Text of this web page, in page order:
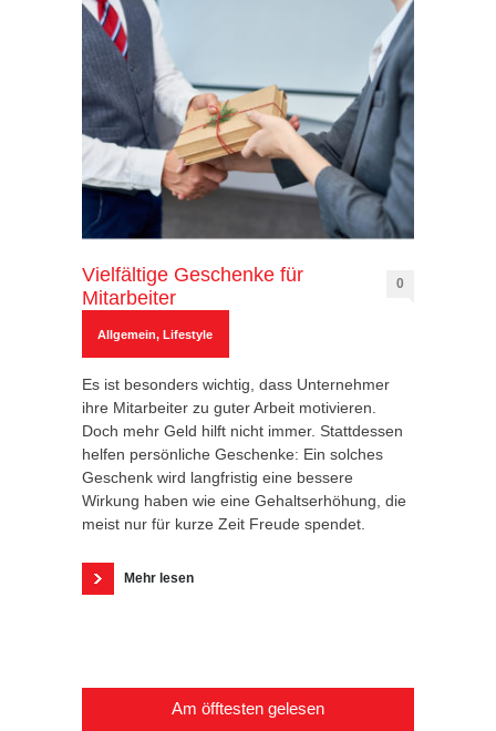
Vielfältige Geschenke für
Mitarbeiter
0
Allgemein, Lifestyle
Es ist besonders wichtig, dass Unternehmer
ihre Mitarbeiter zu guter Arbeit motivieren.
Doch mehr Geld hilft nicht immer. Stattdessen
helfen persönliche Geschenke: Ein solches
Geschenk wird langfristig eine bessere
Wirkung haben wie eine Gehaltserhöhung, die
meist nur für kurze Zeit Freude spendet.
Mehr lesen
Am öfftesten gelesen